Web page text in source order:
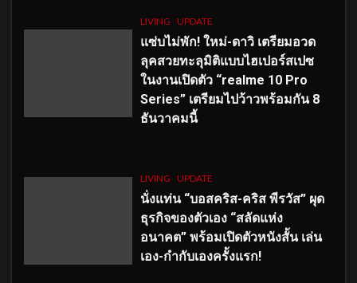
LIVING UPDATE
แซ่บไม่พัก! ใหม่-ดาวิ เตรียมอวด
ลุคสวยทะลุมิติแบบไฮเปอร์สเปซ
ในงานเปิดตัว “realme 10 Pro
Series” เตรียมไปว้าวพร้อมกัน 8
ธันวาคมนี้
LIVING UPDATE
นั่งแท่น “บอสคริส-คริส พีรวัส” ผุด
ธุรกิจของตัวเอง “สลัดแห่ง
อนาคต” พร้อมเปิดตัวหนังสั้น เล่น
เอง-กำกับเองครั้งแรก!